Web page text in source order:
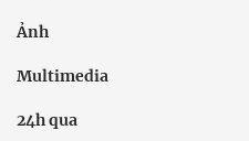
Ảnh
Multimedia
24h qua